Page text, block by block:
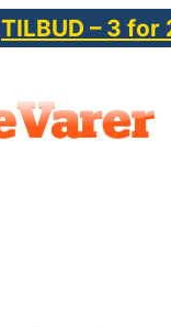
TILBUD – 3 for